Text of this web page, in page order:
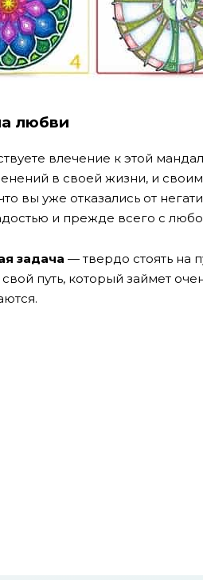
любви
влечение к этой
в своей жизни, и
вы уже отказались от
и прежде всего с
задача — твердо стоять на
путь, который займет